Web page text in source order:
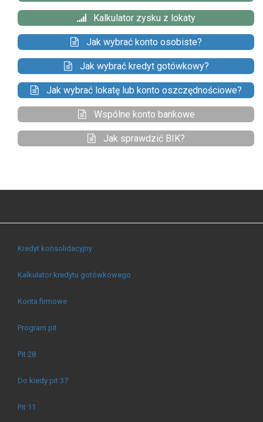
Kalkulator zysku z lokaty
Jak wybrać konto osobiste?
Jak wybrać kredyt gotówkowy?
Jak wybrać lokatę lub konto oszczędnościowe?
Wspólne konto bankowe
Jak sprawdzić BIK?
Kredyt konsolidacyjny
Kalkulator kredytu gotówkowego
Konta firmowe
Program pit
Pit 28
Do kiedy pit 37
Pit 11